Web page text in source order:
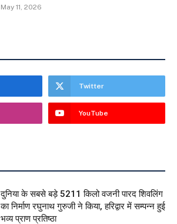
May 11, 2026
Twitter
YouTube
दुनिया के सबसे बड़े 5211 किलो वजनी पारद शिवलिंग
का निर्माण रघुनाथ गुरुजी ने किया, हरिद्वार में सम्पन्न हुई
भव्य प्राण प्रतिष्ठा